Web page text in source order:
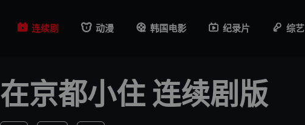
连续剧 动漫 韩国电影 纪录片 综艺
在京都小住 连续剧版